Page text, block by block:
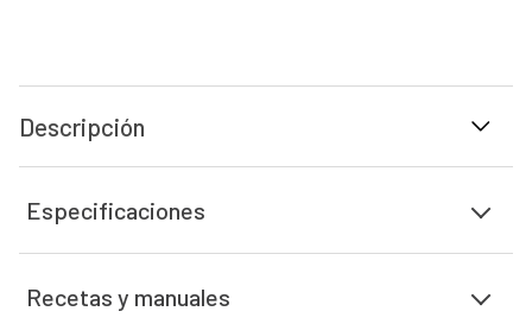
Descripción
Especificaciones
Recetas y manuales